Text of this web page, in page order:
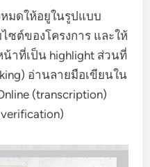
หมดให้อยูในรูปแบบ
ซต์ของโครงการ และให้
าที่เป็น highlight ส่วนที่
อ่านลายมือเขียนใน
(transcription)